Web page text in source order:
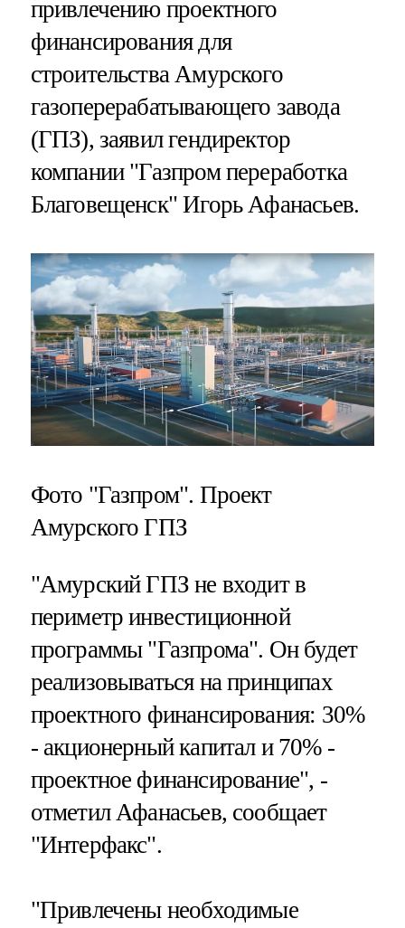
привлечению проектного
финансирования для
строительства Амурского
газоперерабатывающего завода
(ГПЗ), заявил гендиректор
компании "Газпром переработка
Благовещенск" Игорь Афанасьев.
Фото "Газпром". Проект
Амурского ГПЗ
"Амурский ГПЗ не входит в
периметр инвестиционной
программы "Газпрома". Он будет
реализовываться на принципах
проектного финансирования: 30%
- акционерный капитал и 70% -
проектное финансирование", -
отметил Афанасьев, сообщает
"Интерфакс".
"Привлечены необходимые